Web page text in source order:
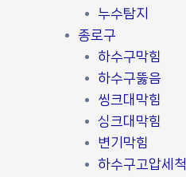
누수탐지
종로구
하수구막힘
하수구뚫음
씽크대막힘
싱크대막힘
변기막힘
하수구고압세척